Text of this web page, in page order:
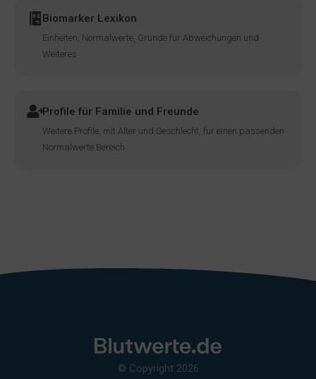
Biomarker Lexikon
Einheiten, Normalwerte, Gründe für Abweichungen und
Weiteres
Profile für Familie und Freunde
Weitere Profile, mit Alter und Geschlecht, für einen passenden
Normalwerte Bereich
© Copyright 2026